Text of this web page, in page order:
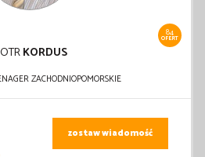
84
OFERT
KORDUS
ZACHODNIOPOMORSKIE
zostaw wiadomość